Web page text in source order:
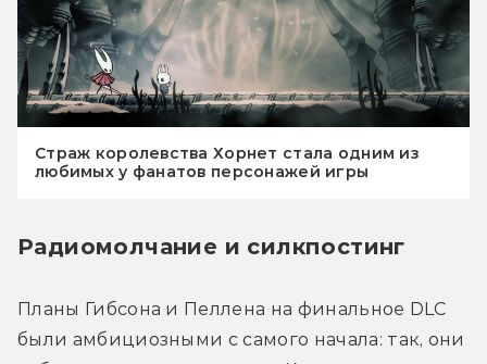
Страж королевства Хорнет стала одним из
любимых у фанатов персонажей игры
Радиомолчание и силкпостинг
Планы Гибсона и Пеллена на финальное DLC
были амбициозными с самого начала: так, они